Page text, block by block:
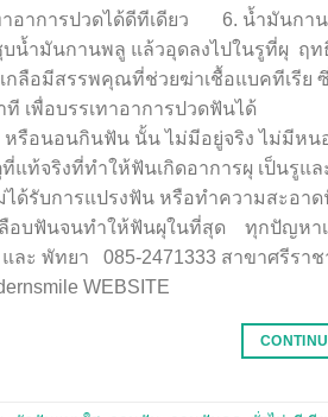
อาการปวดได้ดีทีเดียว 6. น้ำมันกาน
ชุบน้ำมันกานพลู แล้วอุดลงไปในรู
กลือมีสรรพคุณที่ช่วยฆ่าเชื้อแบคทีเรีย
นาที เพื่อบรรเทาอาการปวดฟั
รือนอนกินฟัน นั้น ไม่มีอยู่จริง ไม่มีหน
ที่แท้จริงที่ทำให้ฟันเกิดอาการผุ เป็นรู
ด้รับการแปรงฟัน หรือทำความสะอา
ลือบฟันจนทำให้ฟันผุในที่สุด ทุกปัญหา
ละ พัทยา 085-2471333 สาขาศรีรา
WEBSITE